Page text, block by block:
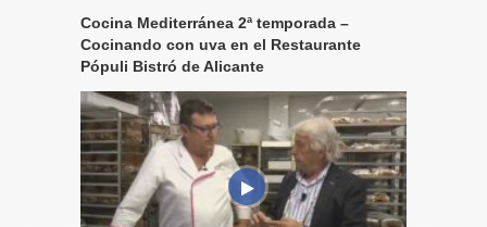
Cocina Mediterránea 2ª temporada –
Cocinando con uva en el Restaurante
Pópuli Bistró de Alicante